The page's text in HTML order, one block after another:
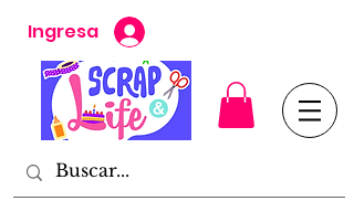
Ingresa